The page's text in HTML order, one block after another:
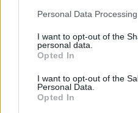
Please note that this website/
not limited to your visit or
grant or deny consent to
use your data for below
consent section.
Personal Data
I want to opt-out of the
personal data.
Opted In
I want to opt-out of the
Personal Data.
Opted In
Mi a PCR-teszt
A PCR teszt direkt
Mi a PCR-teszt?